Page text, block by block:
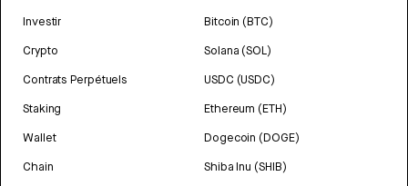
Investir
Crypto
Contrats Perpétuels
Staking
Wallet
Chain
Bitcoin (BTC)
Solana (SOL)
USDC (USDC)
Ethereum (ETH)
Dogecoin (DOGE)
Shiba Inu (SHIB)